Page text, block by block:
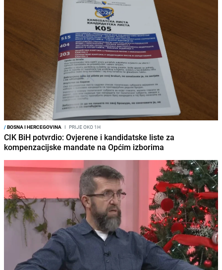
/BOSNA I HERCEGOVINA I PRIJE OKO 1H
CIK BiH potvrdio: Ovjerene i kandidatske liste za
kompenzacijske mandate na Općim izborima